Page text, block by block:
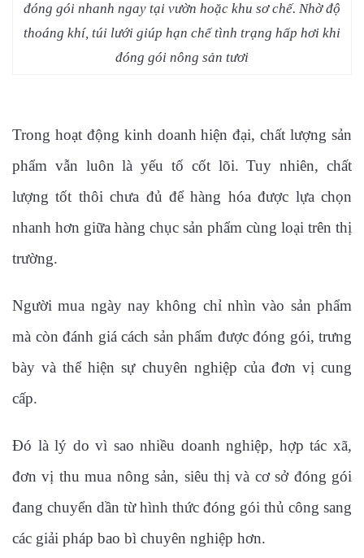
đóng gói nhanh ngay tại vườn hoặc khu sơ chế. Nhờ độ
thoáng khí, túi lưới giúp hạn chế tình trạng hấp hơi khi
đóng gói nông sản tươi
Trong hoạt động kinh doanh hiện đại, chất lượng sản
phẩm vẫn luôn là yếu tố cốt lõi. Tuy nhiên, chất
lượng tốt thôi chưa đủ để hàng hóa được lựa chọn
nhanh hơn giữa hàng chục sản phẩm cùng loại trên thị
trường.
Người mua ngày nay không chỉ nhìn vào sản phẩm
mà còn đánh giá cách sản phẩm được đóng gói, trưng
bày và thể hiện sự chuyên nghiệp của đơn vị cung
cấp.
Đó là lý do vì sao nhiều doanh nghiệp, hợp tác xã,
đơn vị thu mua nông sản, siêu thị và cơ sở đóng gói
đang chuyển dần từ hình thức đóng gói thủ công sang
các giải pháp bao bì chuyên nghiệp hơn.